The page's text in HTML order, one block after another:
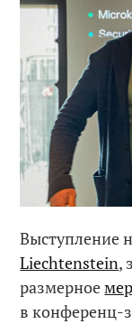
Выступление
Liechtenstein,
размерное
в конференц-